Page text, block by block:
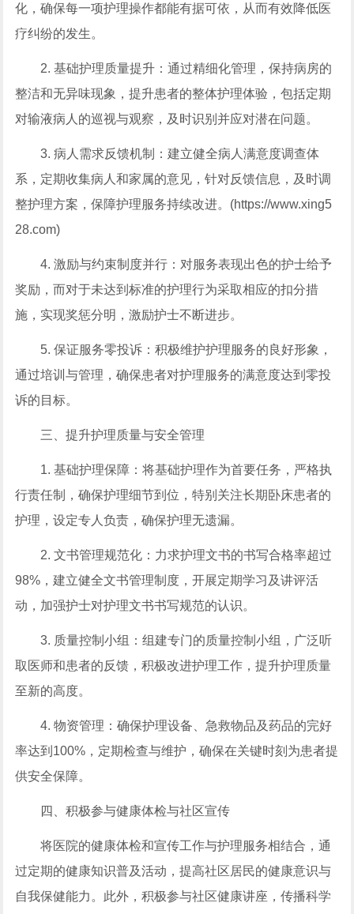
化，确保每一项护理操作都能有据可依，从而有效降低医
疗纠纷的发生。
2. 基础护理质量提升：通过精细化管理，保持病房的
整洁和无异味现象，提升患者的整体护理体验，包括定期
对输液病人的巡视与观察，及时识别并应对潜在问题。
3. 病人需求反馈机制：建立健全病人满意度调查体
系，定期收集病人和家属的意见，针对反馈信息，及时调
整护理方案，保障护理服务持续改进。(https://www.xing5
28.com)
4. 激励与约束制度并行：对服务表现出色的护士给予
奖励，而对于未达到标准的护理行为采取相应的扣分措
施，实现奖惩分明，激励护士不断进步。
5. 保证服务零投诉：积极维护护理服务的良好形象，
通过培训与管理，确保患者对护理服务的满意度达到零投
诉的目标。
三、提升护理质量与安全管理
1. 基础护理保障：将基础护理作为首要任务，严格执
行责任制，确保护理细节到位，特别关注长期卧床患者的
护理，设定专人负责，确保护理无遗漏。
2. 文书管理规范化：力求护理文书的书写合格率超过
98%，建立健全文书管理制度，开展定期学习及讲评活
动，加强护士对护理文书书写规范的认识。
3. 质量控制小组：组建专门的质量控制小组，广泛听
取医师和患者的反馈，积极改进护理工作，提升护理质量
至新的高度。
4. 物资管理：确保护理设备、急救物品及药品的完好
率达到100%，定期检查与维护，确保在关键时刻为患者提
供安全保障。
四、积极参与健康体检与社区宣传
将医院的健康体检和宣传工作与护理服务相结合，通
过定期的健康知识普及活动，提高社区居民的健康意识与
自我保健能力。此外，积极参与社区健康讲座，传播科学